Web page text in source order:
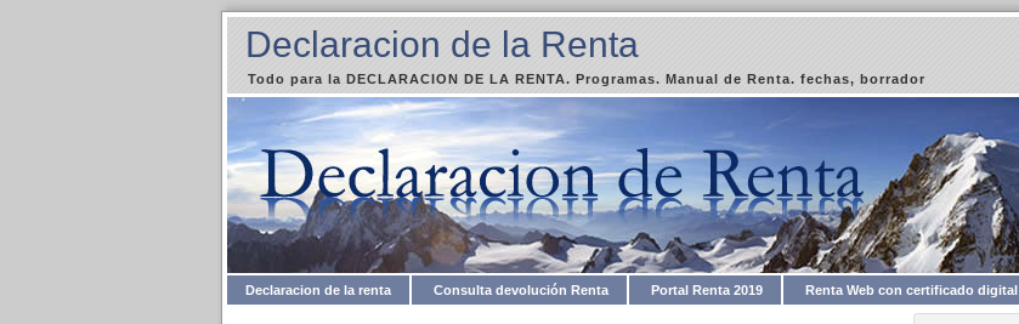
Declaracion de la Renta
Todo para la DECLARACION DE LA RENTA. Programas. Manual de Renta. fechas, borrador
Declaracion de la renta Consulta devolución Renta Portal Renta 2019 Renta Web con certificado digital